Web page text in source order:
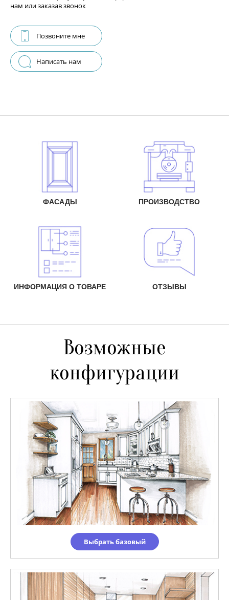
нам или заказав звонок
Позвоните мне
Написать нам
ФАСАДЫ ПРОИЗВОДСТВО
ИНФОРМАЦИЯ О ТОВАРЕ ОТЗЫВЫ
Возможные
конфигурации
Выбрать базовый